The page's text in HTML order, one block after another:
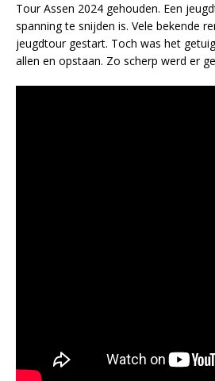
Tour Assen 2024 gehouden. Een
spanning te snijden is. Vele bekende
jeugdtour gestart. Toch was het
allen en opstaan. Zo scherp werd er